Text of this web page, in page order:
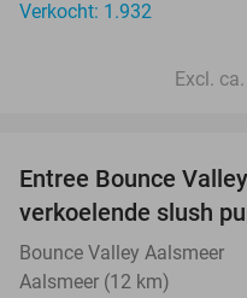
Verkocht: 1.932
Excl.
Entree Bounce
verkoelende slush
Bounce Valley Aalsmeer
Aalsmeer (12 km)